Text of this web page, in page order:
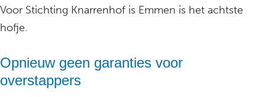
Voor Stichting Knarrenhof is Emmen is het achtste
hofje.
Opnieuw geen garanties voor
overstappers